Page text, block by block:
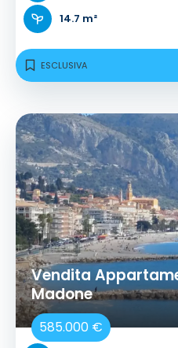
14.7 m²
ESCLUSIVA
Vendita
Madone
585.000 €